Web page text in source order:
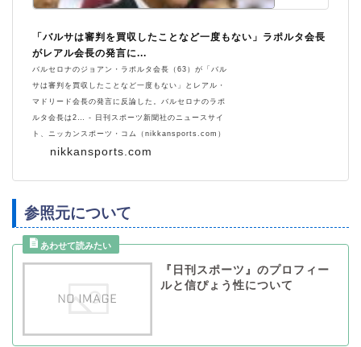
nikkansports.com
「バルサは審判を買収したことなど一度もない」ラポルタ会長
がレアル会長の発言に...
バルセロナのジョアン・ラポルタ会長（63）が「バル
サは審判を買収したことなど一度もない」とレアル・
マドリード会長の発言に反論した。バルセロナのラポ
ルタ会長は2… - 日刊スポーツ新聞社のニュースサイ
ト、ニッカンスポーツ・コム（nikkansports.com）
参照元について
『日刊スポーツ』のプロフィー
ルと信ぴょう性について